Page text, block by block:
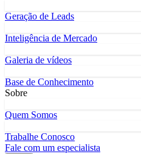
Geração de Leads
Inteligência de Mercado
Galeria de vídeos
Base de Conhecimento
Sobre
Quem Somos
Trabalhe Conosco
Fale com um especialista